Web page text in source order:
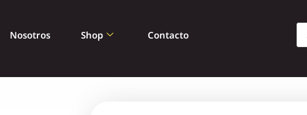
Nosotros Shop Contacto
de